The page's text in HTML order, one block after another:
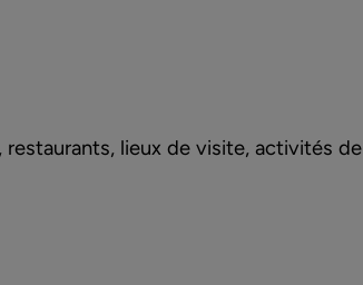
lieux de visite, activités de